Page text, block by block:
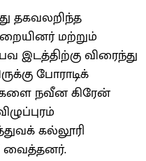
தகவலறிந்த
மற்றும்
இடத்திற்கு விரைந்து
போராடிக்
நவீன கிரேன்
கல்லூரி
வைத்தனர்.